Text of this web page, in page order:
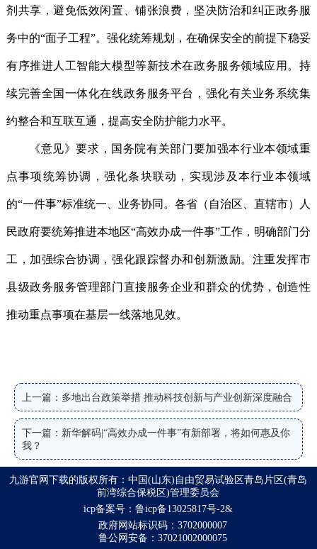
剂共享，避免低效闲置、铺张浪费，坚决防治和纠正政务服
务中的“面子工程”。强化统筹规划，在确保安全的前提下稳妥
有序推进人工智能大模型等新技术在政务服务领域应用。持
续完善全国一体化在线政务服务平台，强化有关业务系统集
约整合和互联互通，提高安全防护能力水平。
《意见》要求，国务院有关部门要加强本行业本领域重
点事项统筹协调，强化条块联动，实现涉及本行业本领域
的“一件事”标准统一、业务协同。各省（自治区、直辖市）人
民政府要统筹推进本地区“高效办成一件事”工作，明确部门分
工，加强综合协调，强化跟踪督办和创新激励。注重发挥市
县级政务服务管理部门直接服务企业和群众的优势，创造性
推动重点事项在基层一线落地见效。
上一篇：多地出台政策举措 推动科技创新与产业创新深度融合
下一篇：新华解码|“高效办成一件事”有新部署，将如何惠及你
我？
九游官网下载的版权所有：中国(山东)自由贸易试验区青岛片区(青岛
前湾综合保税区)管理委员会
icp备案号：鲁icp备13025817号-2&
政府网站标识码：3702000007
鲁公网安备：37021002000075